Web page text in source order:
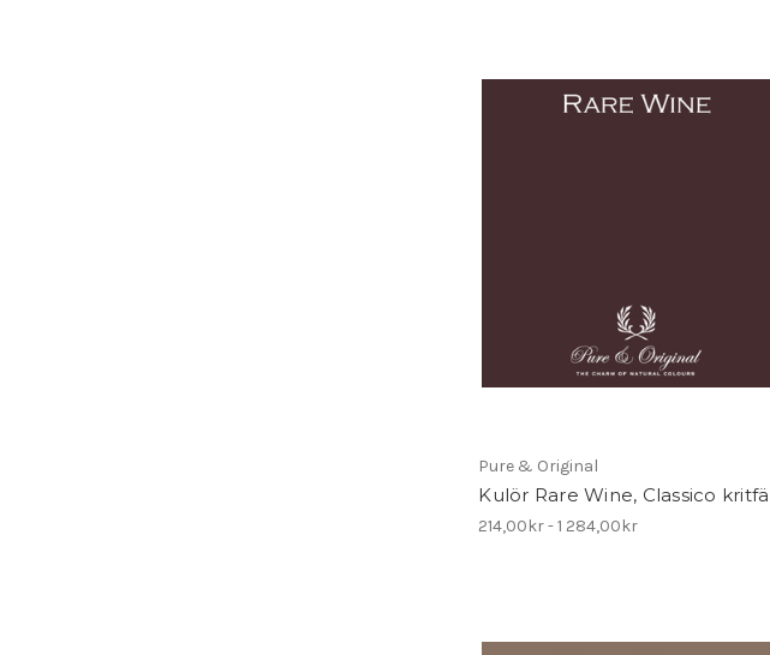
Pure & Original
Kulör Rare Wine, Classico
214,00kr - 1 284,00kr